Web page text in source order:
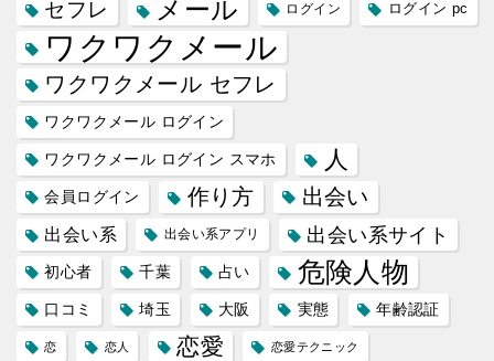
セフレ メール ログイン ログイン pc
ワクワクメール
ワクワクメール セフレ
ワクワクメール ログイン
ワクワクメール ログイン スマホ 人
会員ログイン 作り方 出会い
出会い系 出会い系アプリ 出会い系サイト
初心者 千葉 占い 危険人物
口コミ 埼玉 大阪 実態 年齢認証
恋 恋人 恋愛 恋愛テクニック